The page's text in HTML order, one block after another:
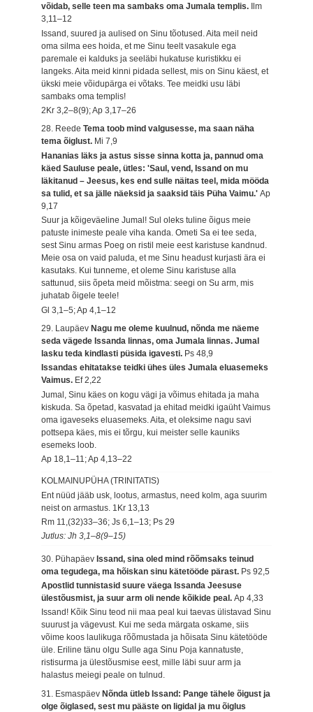
võidab, selle teen ma sambaks oma Jumala templis.
Ilm
3,11–12
Issand, suured ja aulised on Sinu tõotused. Aita meil neid
oma silma ees hoida, et me Sinu teelt vasakule ega
paremale ei kalduks ja seeläbi hukatuse kuristikku ei
langeks. Aita meid kinni pidada sellest, mis on Sinu käest, et
ükski meie võidupärga ei võtaks. Tee meidki usu läbi
sambaks oma templis!
2Kr 3,2–8(9); Ap 3,17–26
28. ReedeTema toob mind valgusesse, ma saan näha
tema õiglust. Mi 7,9
Hananias läks ja astus sisse sinna kotta ja, pannud oma
käed Sauluse peale, ütles: 'Saul, vend, Issand on mu
läkitanud – Jeesus, kes end sulle näitas teel, mida mööda
sa tulid, et sa jälle näeksid ja saaksid täis Püha Vaimu.'Ap
9,17
Suur ja kõigeväeline Jumal! Sul oleks tuline õigus meie
patuste inimeste peale viha kanda. Ometi Sa ei tee seda,
sest Sinu armas Poeg on ristil meie eest karistuse kandnud.
Meie osa on vaid paluda, et me Sinu headust kurjasti ära ei
kasutaks. Kui tunneme, et oleme Sinu karistuse alla
sattunud, siis õpeta meid mõistma: seegi on Su arm, mis
juhatab õigele teele!
Gl 3,1–5; Ap 4,1–12
29. Laupäev Nagu me oleme kuulnud, nõnda me näeme
seda vägede Issanda linnas, oma Jumala linnas. Jumal
lasku teda kindlasti püsida igavesti. Ps 48,9
Issandas ehitatakse teidki ühes üles Jumala eluasemeks
Vaimus. Ef 2,22
Jumal, Sinu käes on kogu vägi ja võimus ehitada ja maha
kiskuda. Sa õpetad, kasvatad ja ehitad meidki igaüht Vaimus
oma igaveseks eluasemeks. Aita, et oleksime nagu savi
pottsepa käes, mis ei tõrgu, kui meister selle kauniks
esemeks loob.
Ap 18,1–11; Ap 4,13–22
KOLMAINUPÜHA (TRINITATIS)
Ent nüüd jääb usk, lootus, armastus, need kolm, aga suurim
neist on armastus. 1Kr 13,13
Rm 11,(32)33–36; Js 6,1–13; Ps 29
Jutlus: Jh 3,1–8(9–15)
30. PühapäevIssand, sina oled mind rõõmsaks teinud
oma tegudega, ma hõiskan sinu kätetööde pärast. Ps 92,5
Apostlid tunnistasid suure väega Issanda Jeesuse
ülestõusmist, ja suur arm oli nende kõikide peal.Ap 4,33
Issand! Kõik Sinu teod nii maa peal kui taevas ülistavad Sinu
suurust ja vägevust. Kui me seda märgata oskame, siis
võime koos laulikuga rõõmustada ja hõisata Sinu kätetööde
üle. Eriline tänu olgu Sulle aga Sinu Poja kannatuste,
ristisurma ja ülestõusmise eest, mille läbi suur arm ja
halastus meiegi peale on tulnud.
31. EsmaspäevNõnda ütleb Issand: Pange tähele õigust ja
olge õiglased, sest mu pääste on ligidal ja mu õiglus